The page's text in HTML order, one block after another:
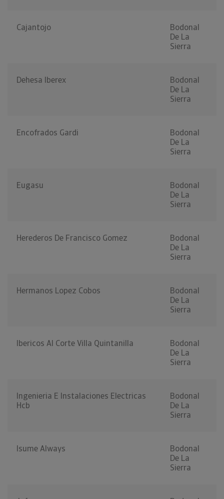
Cajantojo
Bodonal
De La
Sierra
Dehesa Iberex
Bodonal
De La
Sierra
Encofrados Gardi
Bodonal
De La
Sierra
Eugasu
Bodonal
De La
Sierra
Herederos De Francisco Gomez
Bodonal
De La
Sierra
Hermanos Lopez Cobos
Bodonal
De La
Sierra
Ibericos Al Corte Villa Quintanilla
Bodonal
De La
Sierra
Ingenieria E Instalaciones Electricas
Hcb
Bodonal
De La
Sierra
Isume Always
Bodonal
De La
Sierra